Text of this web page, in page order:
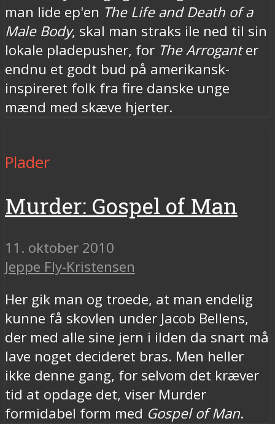
man lide ep'en The Life and Death of a
Male Body, skal man straks ile ned til sin
lokale pladepusher, for The Arroganter
endnu et godt bud på amerikansk-
inspireret folk fra fire danske unge
mænd med skæve hjerter.
Plader
Murder: Gospel of Man
11. oktober 2010
Jeppe Fly-Kristensen
Her gik man og troede, at man endelig
kunne få skovlen under Jacob Bellens,
der med alle sine jern i ilden da snart må
lave noget decideret bras. Men heller
ikke denne gang, for selvom det kræver
tid at opdage det, viser Murder
formidabel form med Gospel of Man.